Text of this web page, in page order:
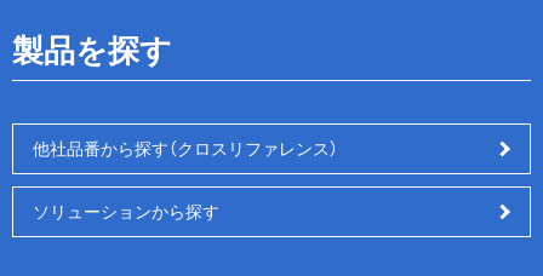
製品を探す
他社品番から探す（クロスリファレンス）
ソリューションから探す